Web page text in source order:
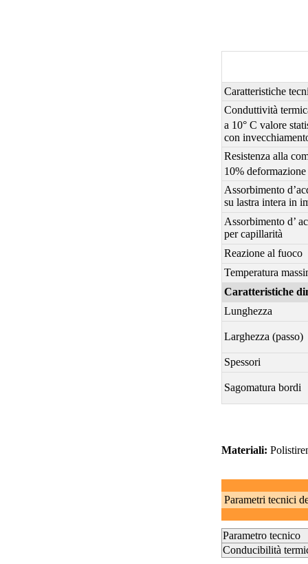
Caratteristiche
Conduttività
a 10° C valore
con
Resistenza alla
10%
Assorbimento
su lastra intera in
Assorbimento d’
per capillarità
Reazione al fuoco
Temperatura
Caratteristiche
Lunghezza
Larghezza (passo)
Spessori
Sagomatura bordi
Materiali:
Parametri tecnici
Parametro tecnico
Conducibilità